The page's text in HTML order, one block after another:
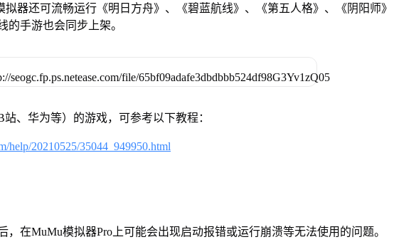
拟器还可流畅运行《明日方舟》、《碧蓝航线》、《第五人格》、《阴阳师》
的手游也会同步上架。
、华为等）的游戏，可参考以下教程：
help/20210525/35044_949950.html
，在MuMu模拟器Pro上可能会出现启动报错或运行崩溃等无法使用的问题。